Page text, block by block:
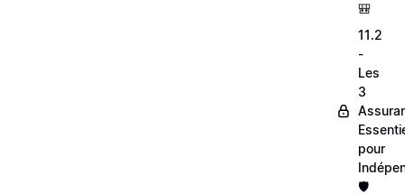
🎒
11.2
-
Les
3
pour
🛡️